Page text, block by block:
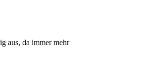
aus, da immer mehr